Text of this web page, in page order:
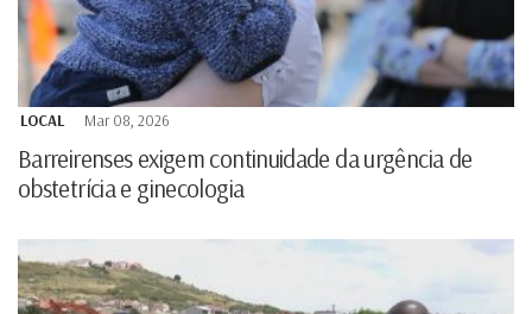
LOCAL Mar 08, 2026
Barreirenses exigem continuidade da urgência de
obstetrícia e ginecologia